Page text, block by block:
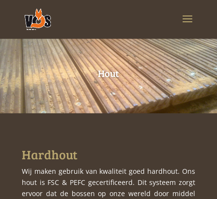
Hout
Hardhout
Wij maken gebruik van kwaliteit goed hardhout. Ons
hout is FSC & PEFC gecertificeerd. Ditsysteem zorgt
ervoor dat de bossen op onze wereld door middel